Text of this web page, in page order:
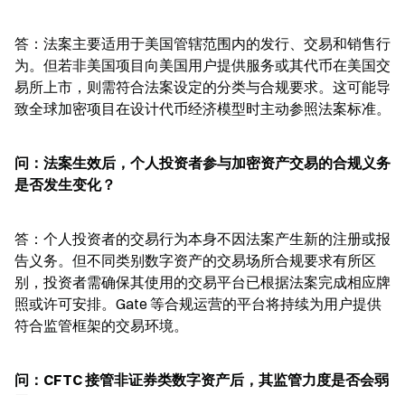
答：法案主要适用于美国管辖范围内的发行、交易和销售行
为。但若非美国项目向美国用户提供服务或其代币在美国交
易所上市，则需符合法案设定的分类与合规要求。这可能导
致全球加密项目在设计代币经济模型时主动参照法案标准。
问：法案生效后，个人投资者参与加密资产交易的合规义务
是否发生变化？
答：个人投资者的交易行为本身不因法案产生新的注册或报
告义务。但不同类别数字资产的交易场所合规要求有所区
别，投资者需确保其使用的交易平台已根据法案完成相应牌
照或许可安排。Gate 等合规运营的平台将持续为用户提供
符合监管框架的交易环境。
问：CFTC 接管非证券类数字资产后，其监管力度是否会弱